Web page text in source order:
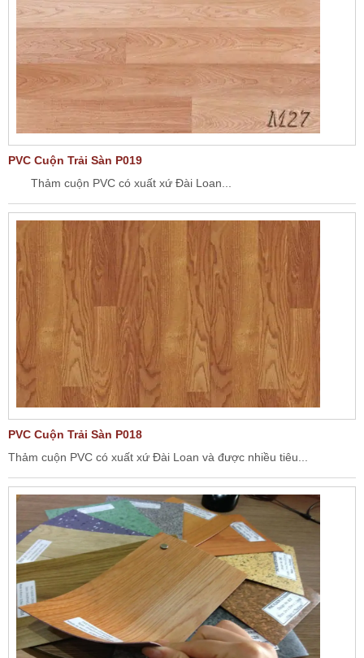
PVC Cuộn Trải Sàn P019
Thảm cuộn PVC có xuất xứ Đài Loan...
PVC Cuộn Trải Sàn P018
Thảm cuộn PVC có xuất xứ Đài Loan và được nhiều tiêu...